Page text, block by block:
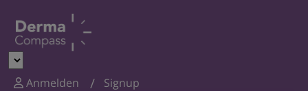
Anmelden Signup